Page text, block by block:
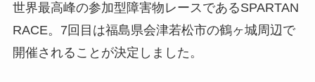
世界最高峰の参加型障害物レースであるSPARTAN
RACE。7回目は福島県会津若松市の鶴ヶ城周辺で
開催されることが決定しました。